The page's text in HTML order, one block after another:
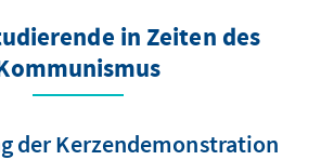
in Zeiten des
der Kerzendemonstration